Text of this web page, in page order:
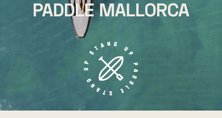
PADDLE MALLORCA